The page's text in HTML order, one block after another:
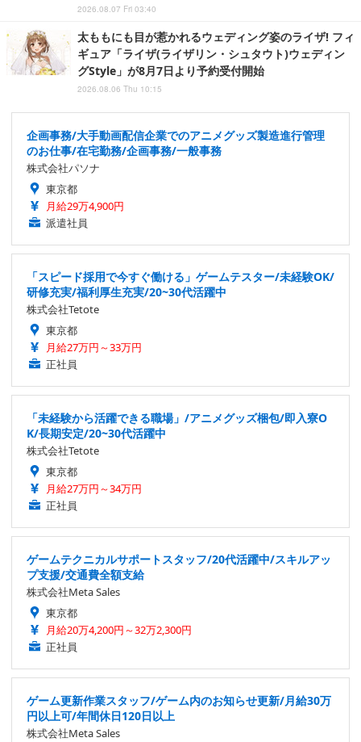
2026.08.07 Fri 03:40
太ももにも目が惹かれるウェディング姿のライザ! フィ
ギュア「ライザ(ライザリン・シュタウト)ウェディン
グStyle」が8月7日より予約受付開始
2026.08.06 Thu 10:15
企画事務/大手動画配信企業でのアニメグッズ製造進行管理
のお仕事/在宅勤務/企画事務/一般事務
株式会社パソナ
東京都
月給29万4,900円
派遣社員
「スピード採用で今すぐ働ける」ゲームテスター/未経験OK/
研修充実/福利厚生充実/20~30代活躍中
株式会社Tetote
東京都
月給27万円～33万円
正社員
「未経験から活躍できる職場」/アニメグッズ梱包/即入寮O
K/長期安定/20~30代活躍中
株式会社Tetote
東京都
月給27万円～34万円
正社員
ゲームテクニカルサポートスタッフ/20代活躍中/スキルアッ
プ支援/交通費全額支給
株式会社Meta Sales
東京都
月給20万4,200円～32万2,300円
正社員
ゲーム更新作業スタッフ/ゲーム内のお知らせ更新/月給30万
円以上可/年間休日120日以上
株式会社Meta Sales